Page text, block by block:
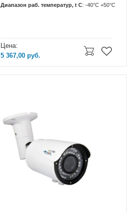
Диапазон раб. температур, t C: -40°С +50°С
Цена:
5 367,00 руб.